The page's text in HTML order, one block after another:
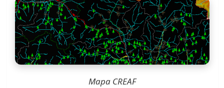
Mapa CREAF